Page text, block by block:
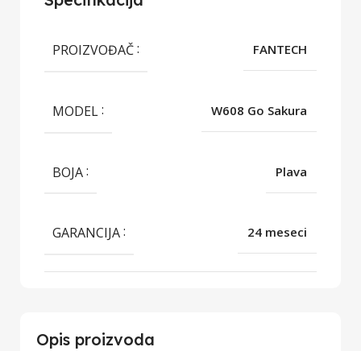
Opis proizvoda
PROIZVOĐAČ FANTECH
MODEL W608 Go Sakura
BOJA Plava
GARANCIJA 24 meseci